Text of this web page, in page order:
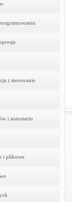
i sterowanie
i autostartu
i plikowe